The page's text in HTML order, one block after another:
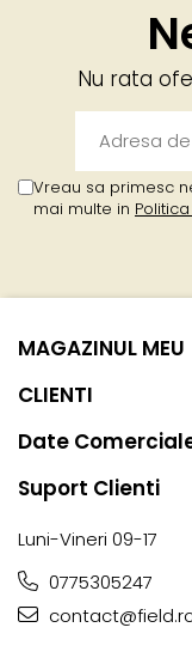
Nu rata
Vreau sa primesc
mai multe in
MAGAZINUL MEU
CLIENTI
Date
Suport Clienti
Luni-Vineri 09-17
0775305247